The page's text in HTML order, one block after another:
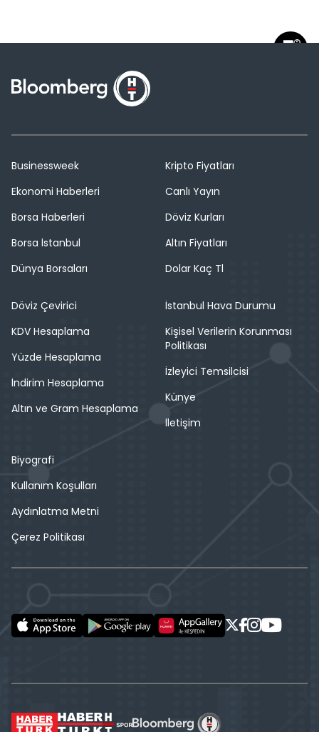
Businessweek
Ekonomi Haberleri
Borsa Haberleri
Borsa İstanbul
Dünya Borsaları
Kripto Fiyatları
Canlı Yayın
Döviz Kurları
Altın Fiyatları
Dolar Kaç Tl
Döviz Çevirici
KDV Hesaplama
Yüzde Hesaplama
İndirim Hesaplama
Altın ve Gram Hesaplama
İstanbul Hava Durumu
Kişisel Verilerin Korunması
Politikası
İzleyici Temsilcisi
Künye
İletişim
Biyografi
Kullanım Koşulları
Aydınlatma Metni
Çerez Politikası